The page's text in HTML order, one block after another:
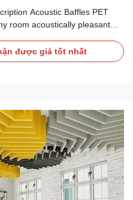
Acoustic Baffles PET
room acoustically pleasant
the sound and
reverberation, they can also
được giá tốt nhất